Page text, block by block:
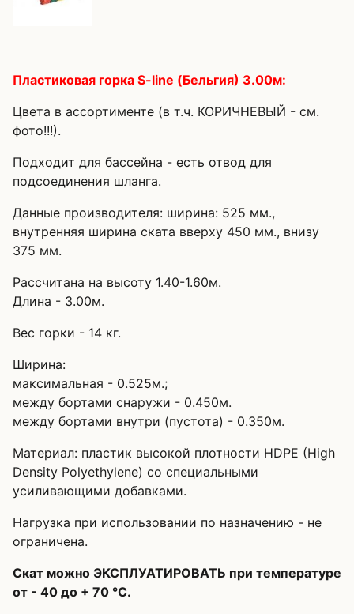
Пластиковая горка S-line (Бельгия) 3.00м:
Цвета в ассортименте (в т.ч. КОРИЧНЕВЫЙ - см.
фото!!!).
Подходит для бассейна - есть отвод для
подсоединения шланга.
Данные производителя: ширина: 525 мм.,
внутренняя ширина ската вверху 450 мм., внизу
375 мм.
Рассчитана на высоту 1.40-1.60м.
Длина - 3.00м.
Вес горки - 14 кг.
Ширина:
максимальная - 0.525м.;
между бортами снаружи - 0.450м.
между бортами внутри (пустота) - 0.350м.
Материал: пластик высокой плотности HDPE (High
Density Polyethylene) со специальными
усиливающими добавками.
Нагрузка при использовании по назначению - не
ограничена.
Скат можно ЭКСПЛУАТИРОВАТЬ при температуре
от - 40 до + 70 °С.